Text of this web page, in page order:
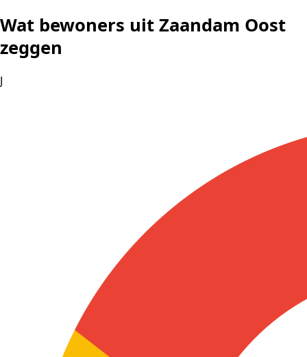
Wat bewoners uit Zaandam Oost
zeggen
J